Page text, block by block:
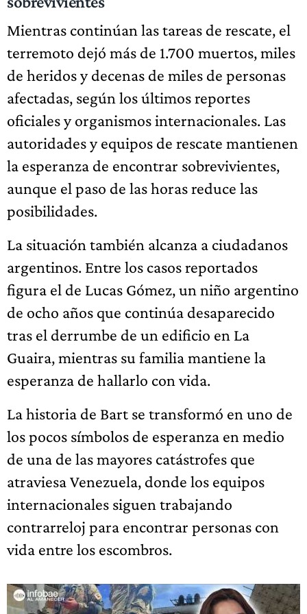
Mientras continúan las tareas de rescate, el
terremoto dejó más de 1.700 muertos, miles
de heridos y decenas de miles de personas
afectadas, según los últimos reportes
oficiales y organismos internacionales. Las
autoridades y equipos de rescate mantienen
la esperanza de encontrar sobrevivientes,
aunque el paso de las horas reduce las
posibilidades.
La situación también alcanza a ciudadanos
argentinos. Entre los casos reportados
figura el de Lucas Gómez, un niño argentino
de ocho años que continúa desaparecido
tras el derrumbe de un edificio en La
Guaira, mientras su familia mantiene la
esperanza de hallarlo con vida.
La historia de Bart se transformó en uno de
los pocos símbolos de esperanza en medio
de una de las mayores catástrofes que
atraviesa Venezuela, donde los equipos
internacionales siguen trabajando
contrarreloj para encontrar personas con
vida entre los escombros.